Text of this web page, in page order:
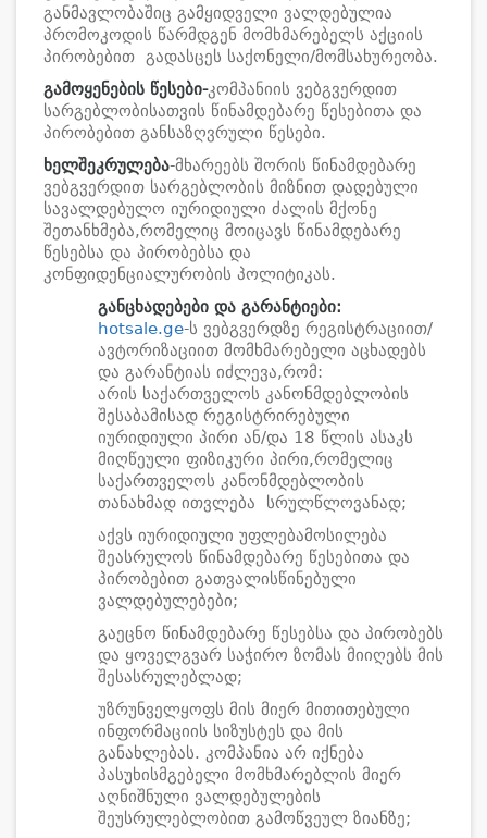
განმავლობაშიც გამყიდველი ვალდებულია
პრომოკოდის წარმდგენ მომხმარებელს აქციის
პირობებით გადასცეს საქონელი/მომსახურეობა.
გამოყენების წესები-კომპანიის ვებგვერდით
სარგებლობისათვის წინამდებარე წესებითა და
პირობებით განსაზღვრული წესები.
ხელშეკრულება-მხარეებს შორის წინამდებარე
ვებგვერდით სარგებლობის მიზნით დადებული
სავალდებულო იურიდიული ძალის მქონე
შეთანხმება,რომელიც მოიცავს წინამდებარე
წესებსა და პირობებსა და
კონფიდენციალურობის პოლიტიკას.
განცხადებები და გარანტიები:
hotsale.ge-ს ვებგვერდზე რეგისტრაციით/
ავტორიზაციით მომხმარებელი აცხადებს
და გარანტიას იძლევა,რომ:
არის საქართველოს კანონმდებლობის
შესაბამისად რეგისტრირებული
იურიდიული პირი ან/და 18 წლის ასაკს
მიღწეული ფიზიკური პირი,რომელიც
საქართველოს კანონმდებლობის
თანახმად ითვლება სრულწლოვანად;
აქვს იურიდიული უფლებამოსილება
შეასრულოს წინამდებარე წესებითა და
პირობებით გათვალისწინებული
ვალდებულებები;
გაეცნო წინამდებარე წესებსა და პირობებს
და ყოველგვარ საჭირო ზომას მიიღებს მის
შესასრულებლად;
უზრუნველყოფს მის მიერ მითითებული
ინფორმაციის სიზუსტეს და მის
განახლებას. კომპანია არ იქნება
პასუხისმგებელი მომხმარებლის მიერ
აღნიშნული ვალდებულების
შეუსრულებლობით გამოწვეულ ზიანზე;